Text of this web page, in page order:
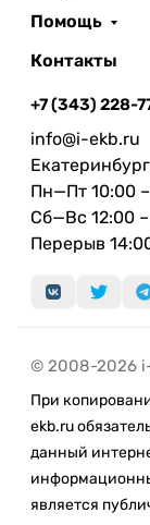
Помощь
Контакты
+7 (343) 228-
info@i-ekb.ru
Пн—Пт 10:00
Сб—Вс 12:00
Перерыв
© 2008-2026
При
ekb.ru
данный
является